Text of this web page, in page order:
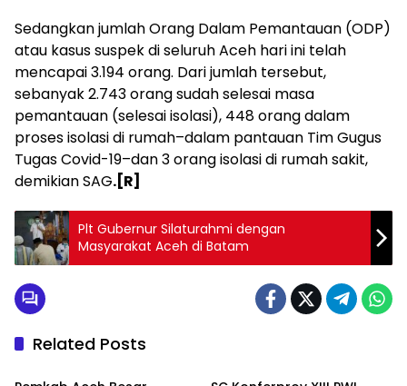
Sedangkan jumlah Orang Dalam Pemantauan (ODP)
atau kasus suspek di seluruh Aceh hari ini telah
mencapai 3.194 orang. Dari jumlah tersebut,
sebanyak 2.743 orang sudah selesai masa
pemantauan (selesai isolasi), 448 orang dalam
proses isolasi di rumah–dalam pantauan Tim Gugus
Tugas Covid-19–dan 3 orang isolasi di rumah sakit,
demikian SAG.[R]
Plt Gubernur Silaturahmi dengan
Masyarakat Aceh di Batam
Related Posts
Uncategorized